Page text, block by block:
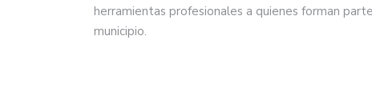
herramientas profesionales a quienes forman
municipio.